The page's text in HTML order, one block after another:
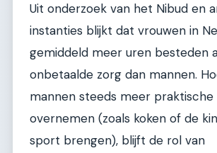
Uit onderzoek van het Nibud en
instanties blijkt dat vrouwen in
gemiddeld meer uren besteden
onbetaalde zorg dan mannen.
mannen steeds meer praktische
overnemen (zoals koken of de
sport brengen), blijft de rol van